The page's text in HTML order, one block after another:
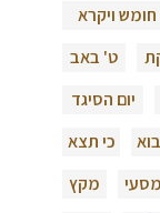
חומש ויקרא
ט' באב
יום הסיגד
כי תצא
מקץ